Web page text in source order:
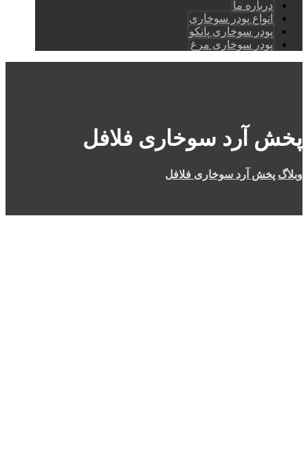
درباره ما
انواع پودر سوخاری
پودر سوخاری پانکو
پودر سوخاری مرغ
پخش آرد سوخاری فلافل
وبلاگ پخش آرد سوخاری فلافل